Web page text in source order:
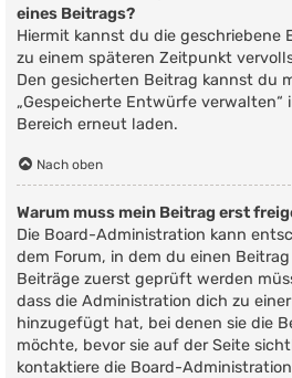
eines Beitrags?
Hiermit kannst du die geschriebene
zu einem späteren Zeitpunkt
Den gesicherten Beitrag kannst du
„Gespeicherte Entwürfe verwalten“
Bereich erneut laden.
Nach oben
Warum muss mein Beitrag erst
Die Board-Administration kann
dem Forum, in dem du einen
Beiträge zuerst geprüft werden
dass die Administration dich zu
hinzugefügt hat, bei denen sie die
möchte, bevor sie auf der Seite
kontaktiere die Board-